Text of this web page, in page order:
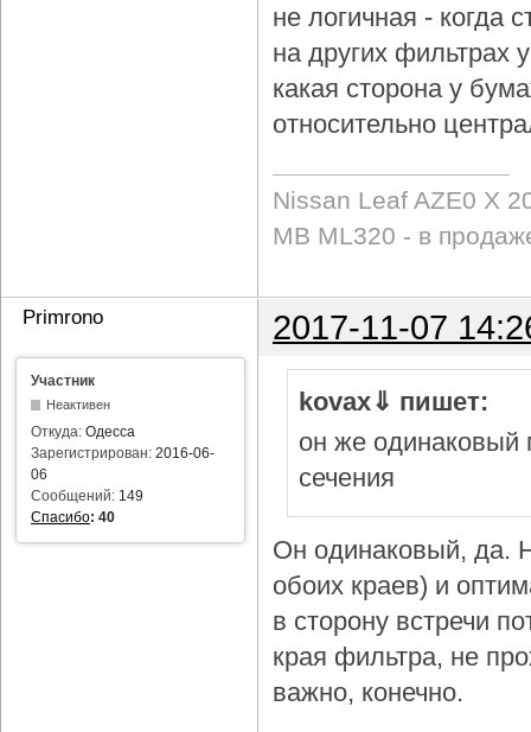
не логичная - когда
на других фильтрах
какая сторона у
относительно
Nissan Leaf AZE0 X
MB ML320 - в
Primrono 2017-11-07
Участник
Неактивен
Откуда: Одесса
Зарегистрирован: 2016-06-
06
Сообщений: 149
Спасибо: 40
kovax⇓ пишет:
он же одинаковый
сечения
Он одинаковый, да.
обоих краев) и
в сторону встречи
края фильтра, не
важно, конечно.